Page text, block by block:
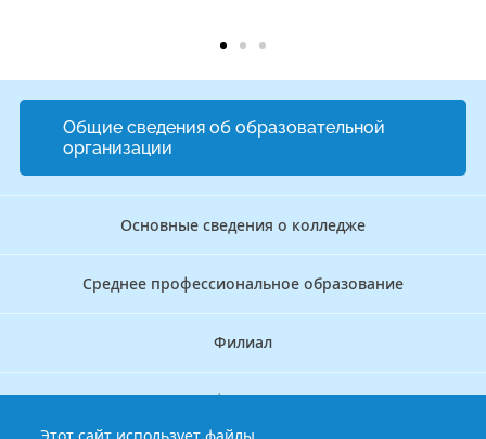
Общие сведения об образовательной
организации
Основные сведения о колледже
Среднее профессиональное образование
Филиал
Дополнительное профессиональное образование